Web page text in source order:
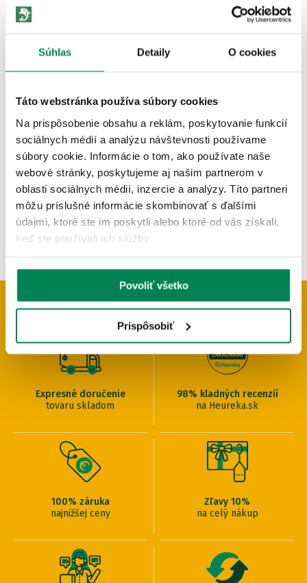
Súhlas Detaily O cookies
Táto webstránka používa súbory cookies
Na prispôsobenie obsahu a reklám, poskytovanie funkcií
sociálnych médií a analýzu návštevnosti používame
súbory cookie. Informácie o tom, ako používate naše
webové stránky, poskytujeme aj našim partnerom v
oblasti sociálnych médií, inzercie a analýzy. Títo partneri
môžu príslušné informácie skombinovať s ďalšími
údajmi, ktoré ste im poskytli alebo ktoré od vás získali,
keď ste používali ich služby.
Povoliť všetko
Prispôsobiť
4 varianty
Trakker Bunda CR Thermal Jacket
Skladom/ u vás už 11.08.
OD 69.90 €
pôvodneod 77.67 €
PREČO U NÁS NAKUPOVAŤ
Expresné doručenie
tovaru skladom
98% kladných recenzií
na Heureka.sk
100% záruka
najnižšej ceny
Zľavy 10%
na celý nákup